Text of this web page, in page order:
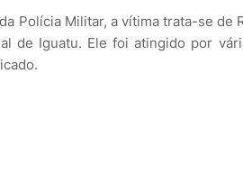
Polícia Militar, a vítima trata-se de
de Iguatu. Ele foi atingido por